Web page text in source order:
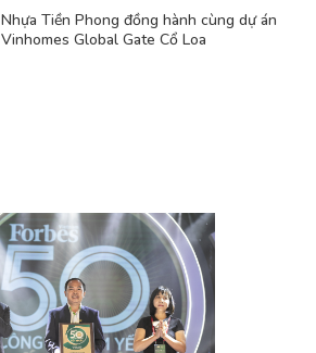
Nhựa Tiền Phong đồng hành cùng dự án
Vinhomes Global Gate Cổ Loa